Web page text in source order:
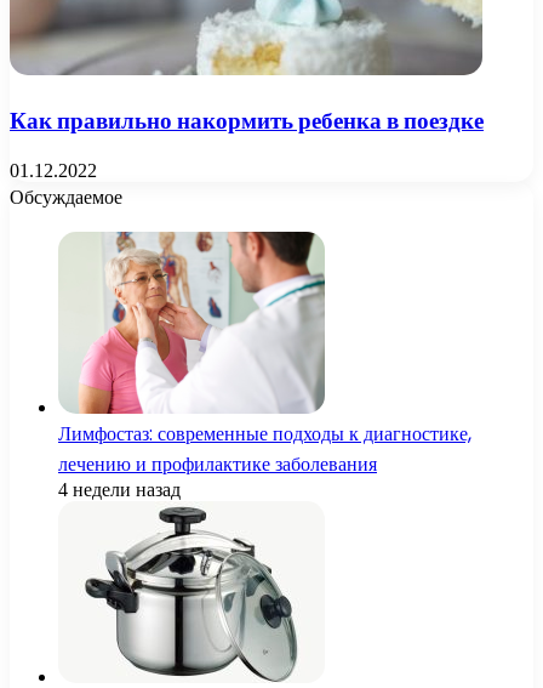
Как правильно накормить ребенка в поездке
01.12.2022
Обсуждаемое
Лимфостаз: современные подходы к диагностике,
лечению и профилактике заболевания
4 недели назад